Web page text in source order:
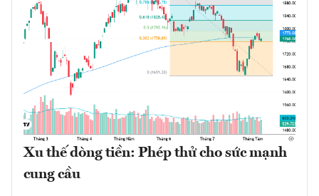
Xu thế dòng tiền: Phép thử cho sức mạnh
cung cầu